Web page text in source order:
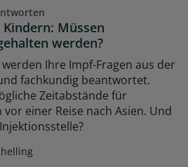
Müssen
werden?
Ihre Impf-Fragen aus der
fachkundig beantwortet.
Zeitabstände für
einer Reise nach Asien. Und